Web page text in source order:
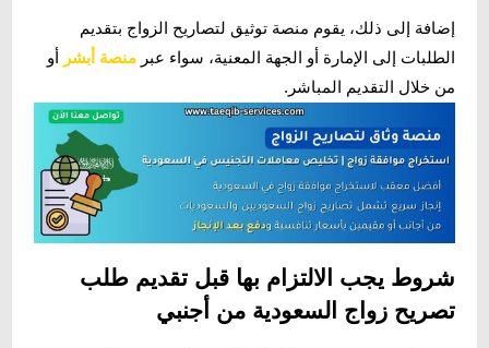
إضافة إلى ذلك، يقوم منصة توثيق لتصاريح الزواج بتقديم
الطلبات إلى الإمارة أو الجهة المعنية، سواء عبر منصة أبشر
أو
من خلال التقديم المباشر.
شروط يجب الالتزام بها قبل تقديم طلب
تصريح زواج السعودية من أجنبي